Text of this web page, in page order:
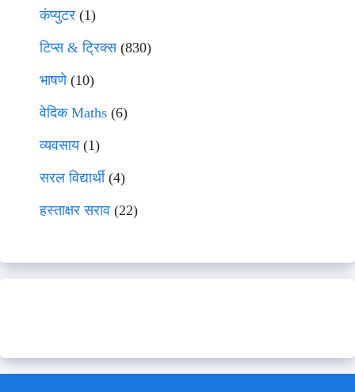
कंप्युटर (1)
टिप्स & ट्रिक्स(830)
भाषणे(10)
वेदिक Maths (6)
व्यवसाय(1)
सरल विद्यार्थी(4)
हस्ताक्षर सराव (22)